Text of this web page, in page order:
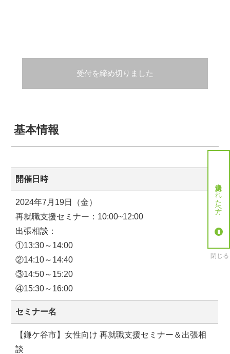
受付を締め切りました
基本情報
開催日時
2024年7月19日（金）
再就職支援セミナー：10:00~12:00
出張相談：
①13:30～14:00
②14:10～14:40
③14:50～15:20
④15:30～16:00
セミナー名
【鎌ケ谷市】女性向け 再就職支援セミナー＆出張相
談
就労決定された方へ
閉じる